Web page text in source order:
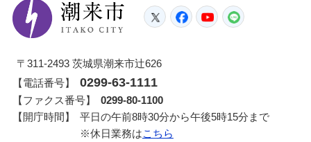
潮来市
TwitterFacebook
YouTube
〒311-2493 茨城県潮来市辻626
【電話番号】
0299-63-1111
【ファクス番号】
0299-80-1100
【開庁時間】
平日の午前8時30分から午後5時15分まで
※休日業務はこちら